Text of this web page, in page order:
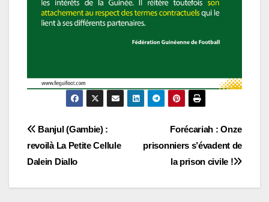
Navigation
de
l’article
Forécariah : Onze
prisonniers s’évadent de
la prison civile !
Banjul (Gambie) :
revoilà La Petite Cellule
Dalein Diallo